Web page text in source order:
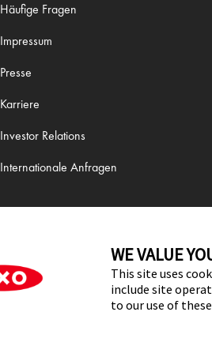
Häufige Fragen
Impressum
Presse
Karriere
Investor Relations
Internationale Anfragen
WE VALUE
This site uses
include site
to our use of